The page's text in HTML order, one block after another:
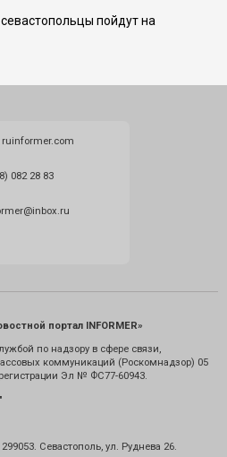
пойдут на
ruinformer.com
082 28 83
портал INFORMER»
по надзору в сфере связи,
коммуникаций (Роскомнадзор) 05
Эл № ФС77-60943.
Севастополь, ул. Руднева 26.